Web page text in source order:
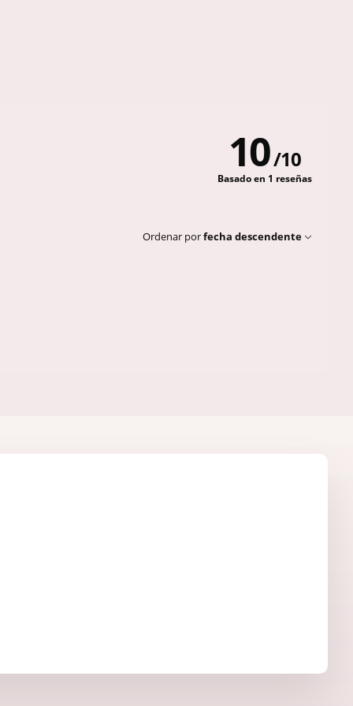
10/10
Basado en 1 reseñas
Ordenar porfecha descendente